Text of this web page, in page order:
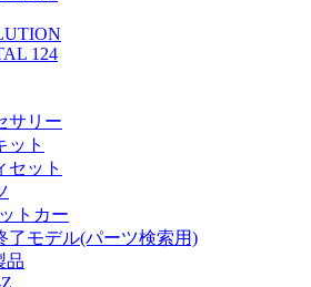
124
サリー
ット
セット
トカー
了モデル(パーツ検索用)
品